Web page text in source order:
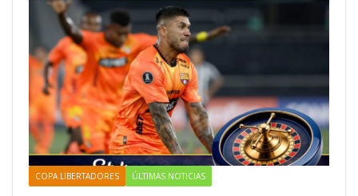
COPA LIBERTADORES ÚLTIMAS NOTICIAS